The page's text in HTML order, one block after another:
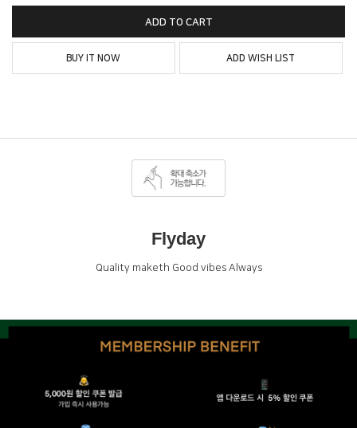
ADD TO CART
BUY IT NOW ADD WISH LIST
Flyday
Quality maketh Good vibes Always